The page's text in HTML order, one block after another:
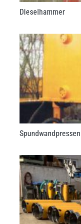
Dieselhammer
Spundwandpressen